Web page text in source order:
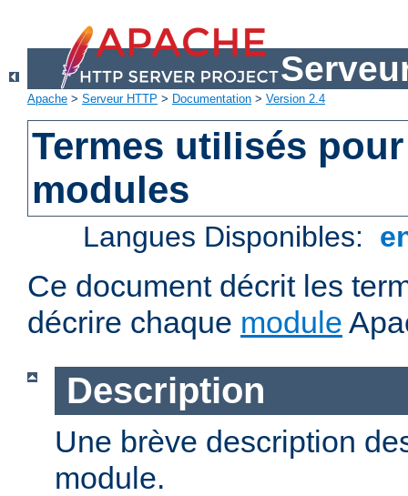
Apache > Serveur HTTP > Documentation > Version 2.4
Termes utilisés
modules
Langues Disponibles:
Ce document décrit les
décrire chaque module
Description
Une brève description
module.